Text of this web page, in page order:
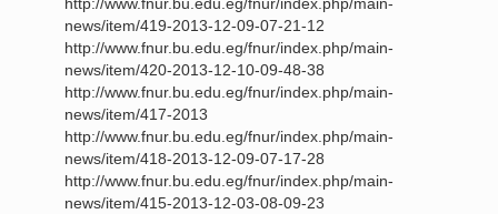
news/item/419-2013-12-09-07-21-12
http://www.fnur.bu.edu.eg/fnur/index.php/main-
news/item/420-2013-12-10-09-48-38
http://www.fnur.bu.edu.eg/fnur/index.php/main-
news/item/417-2013
http://www.fnur.bu.edu.eg/fnur/index.php/main-
news/item/418-2013-12-09-07-17-28
http://www.fnur.bu.edu.eg/fnur/index.php/main-
news/item/415-2013-12-03-08-09-23